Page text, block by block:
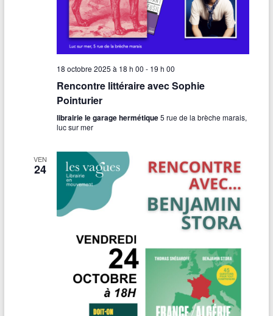
18 octobre 2025 à 18 h 00 - 19 h 00
Rencontre littéraire avec Sophie
Pointurier
librairie le garage hermétique5 rue de la brèche marais,
luc sur mer
VEN
24